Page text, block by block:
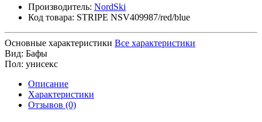
Производитель: NordSki
Код товара: STRIPE NSV409987/red/blue
Основные характеристики Все характеристики
Вид: Бафы
Пол: унисекс
Описание
Характеристики
Отзывов (0)